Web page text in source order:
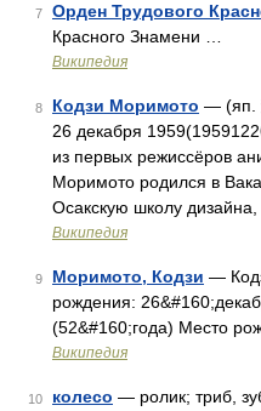
7 Орден Трудового
Красного Знамени …
Википедия
8 Кодзи Моримото — (яп.
26 декабря
из первых режиссёров
Моримото родился в
Осакскую школу дизайна,
Википедия
9 Моримото, Кодзи —
рождения:
(52&#160;года) Место
Википедия
10 колесо — ролик; триб,